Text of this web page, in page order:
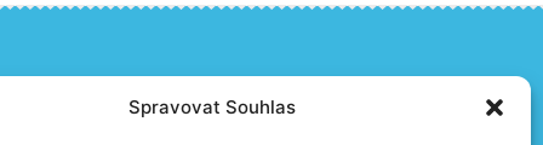
Spravovat Souhlas